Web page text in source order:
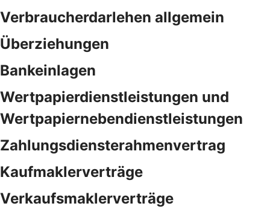
Verbraucherdarlehen allgemein
Überziehungen
Bankeinlagen
Wertpapierdienstleistungen und
Wertpapiernebendienstleistungen
Zahlungsdiensterahmenvertrag
Kaufmaklerverträge
Verkaufsmaklerverträge